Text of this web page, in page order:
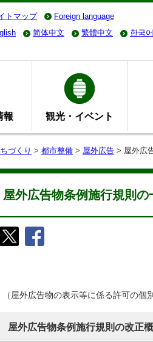
トマップ Foreign language
简体中文 繁體中文 한국어
報 観光・イベント
づくり > 都市整備 > 屋外広告 > 屋外広
屋外広告物条例施行規則の
（屋外広告物の表示等に係る許可の個
屋外広告物条例施行規則の改正